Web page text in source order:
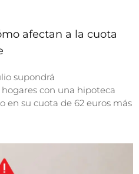
afectan a la cuota
supondrá
con una hipoteca
en su cuota de 62 euros más